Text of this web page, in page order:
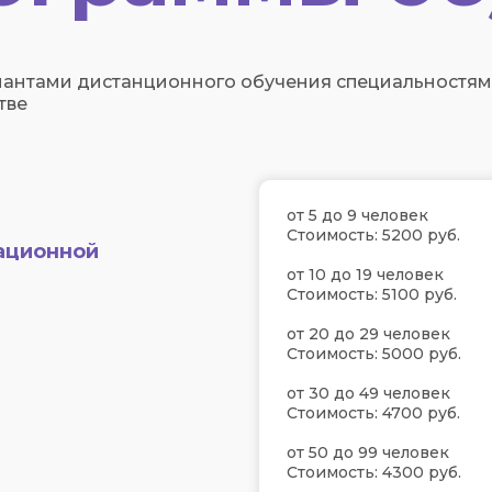
дистанционного обучения
от 5 до 9 человек
Стоимость: 5200 руб.
от 10 до 19 человек
Стоимость: 5100 руб.
от 20 до 29 человек
Стоимость: 5000 руб.
от 30 до 49 человек
Стоимость: 4700 руб.
от 50 до 99 человек
Стоимость: 4300 руб.